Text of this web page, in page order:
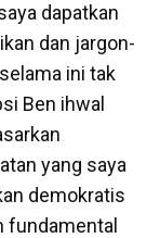
dapatkan
dan jargon-
ini tak
Ben ihwal
yang saya
demokratis
fundamental